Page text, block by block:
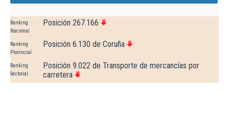
Ranking
Nacional
Posición 267.166
Ranking
Provincial
Posición 6.130 de Coruña
Ranking
Sectorial
Posición 9.022 de Transporte de mercancías por
carretera